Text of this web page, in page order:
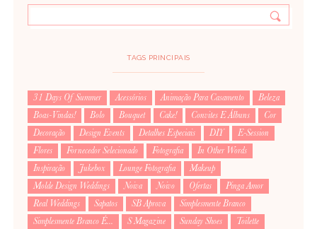
TAGS PRINCIPAIS
31 Days Of Summer Acessórios Animação Para Casamento
Beleza
Boas-Vindas!
Bolo Bouquet Cake! Convites E Álbuns
Cor
Decoração
Design Events Detalhes Especiais DIY
E-Session
Flores
Fornecedor Selecionado Fotografia
In Other Words
Inspiração
Jukebox Lounge Fotografia
Makeup
Molde Design Weddings
Noiva Noivo Ofertas
Pinga Amor
Real Weddings
Sapatos SB Aprova
Simplesmente Branco
Simplesmente Branco É...
S Magazine Sunday Shoes Toilette